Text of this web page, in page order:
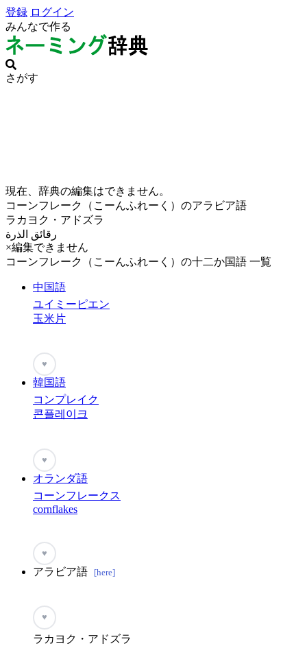
登録 ログイン
みんなで作る
さがす
現在、辞典の編集はできません。
コーンフレーク（こーんふれーく）のアラビア語
ラカヨク・アドズラ
رقائق الذرة
×編集できません
コーンフレーク（こーんふれーく）の十二か国語 一覧
中国語
ユイミーピエン
玉米片
♥
韓国語
コンプレイク
콘플레이크
♥
オランダ語
コーンフレークス
cornflakes
♥
アラビア語 [here]
♥
ラカヨク・アドズラ